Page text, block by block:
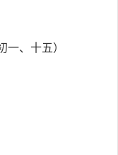
、十五）